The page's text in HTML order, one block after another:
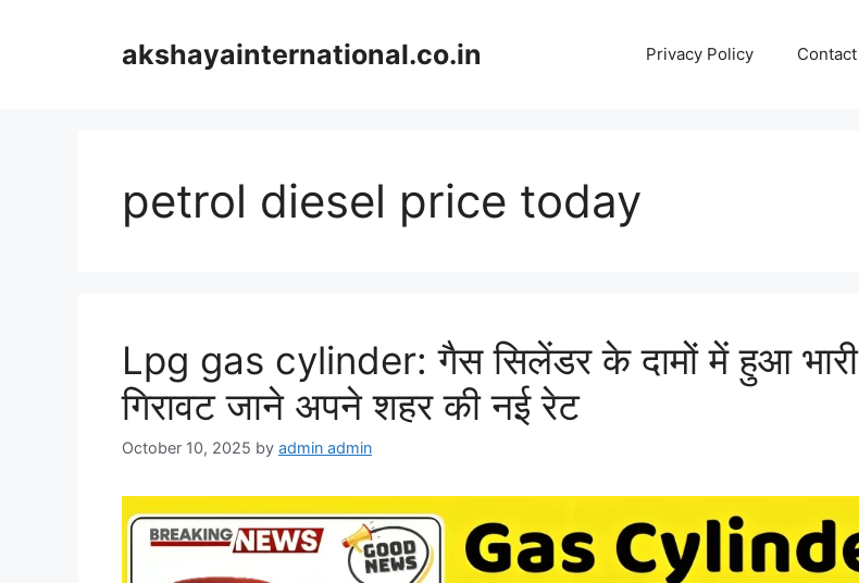
akshayainternational.co.in Privacy Policy Contact
petrol diesel price today
Lpg gas cylinder: गैस सिलेंडर के दामों में हुआ भारी
गिरावट जाने अपने शहर की नई रेट
October 10, 2025 by admin admin